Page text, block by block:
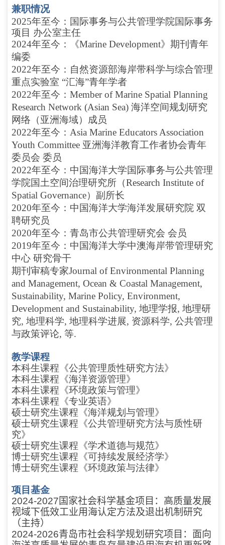
兼职情况
2025年至今：国际事务与公共管理学院国际事务
项目 办公室主任
2024年至今：《Marine Development》期刊青年
编委
2022年至今：自然资源部海岸带科学与综合管理
重点实验室 “汇海”青年学者
2022年至今：Member of Marine Spatial Planning
Research Network (Asian Sea) 海洋空间规划研究
网络（亚洲海域）成员
2022年至今：Asia Marine Educators Association
Youth Committee 亚洲海洋教育工作者协会青年
委员会 委员
2022年至今：中国海洋大学国际事务与公共管理
学院国土空间治理研究所（Research Institute of
Spatial Governance）副所长
2020年至今：中国海洋大学海洋发展研究院 双
聘研究员
2020年至今：青岛市公共管理研究会 会员
2019年至今：中国海洋大学中澳海岸带管理研究
中心 研究骨干
期刊审稿专家Journal of Environmental Planning
and Management, Ocean & Coastal Management,
Sustainability, Marine Policy, Environment,
Development and Sustainability, 地理学报, 地理研
究, 地理科学, 地理科学进展, 资源科学, 公共管理
与政策评论, 等.
教学课程
本科生课程《公共管理质性研究方法》
本科生课程《海洋资源管理》
本科生课程《环境政策与管理》
本科生课程《专业英语》
硕士研究生课程《海洋规划与管理》
硕士研究生课程《公共管理研究方法与质性研
究》
硕士研究生课程《学术道德与规范》
博士研究生课程《可持续发展经济学》
博士研究生课程《环境政策与法律》
项目基金
2024-2027国家社会科学基金项目：高质量发展
视域下低效工业用海认定方法及退出机制研究
（主持）
2024-2026青岛市社会科学规划研究项目：面向